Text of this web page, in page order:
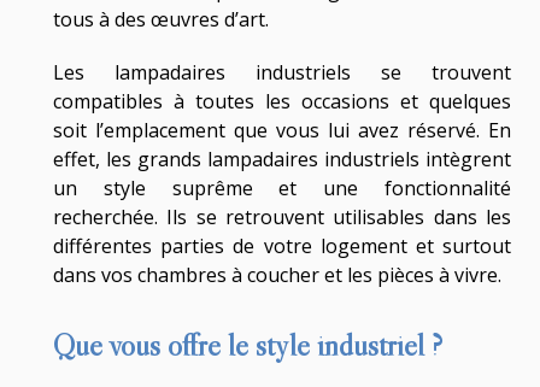
tous à des œuvres d’art.
Les lampadaires industriels se trouvent
compatibles à toutes les occasions et quelques
soit l’emplacement que vous lui avez réservé. En
effet, les grands lampadaires industriels intègrent
un style suprême et une fonctionnalité
recherchée. Ils se retrouvent utilisables dans les
différentes parties de votre logement et surtout
dans vos chambres à coucher et les pièces à vivre.
Que vous offre le style industriel ?